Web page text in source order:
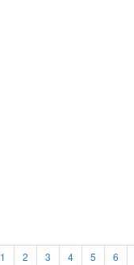
1 2 3 4 5 6